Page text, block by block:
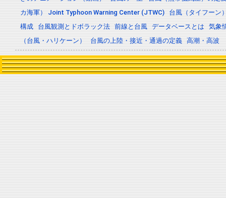
カ海軍） Joint Typhoon Warning Center (JTWC)
台風（タイフーン
構成
台風観測とドボラック法 前線と台風 データベースとは
気象
（台風・ハリケーン）
台風の上陸・接近・通過の定義 高潮・高波